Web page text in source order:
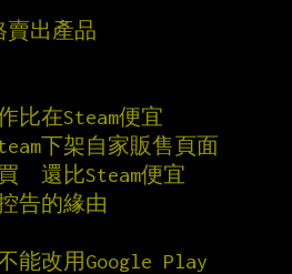
出產品
比在Steam便宜
下架自家販售頁面
　還比Steam便宜
告的緣由
能改用Google Play